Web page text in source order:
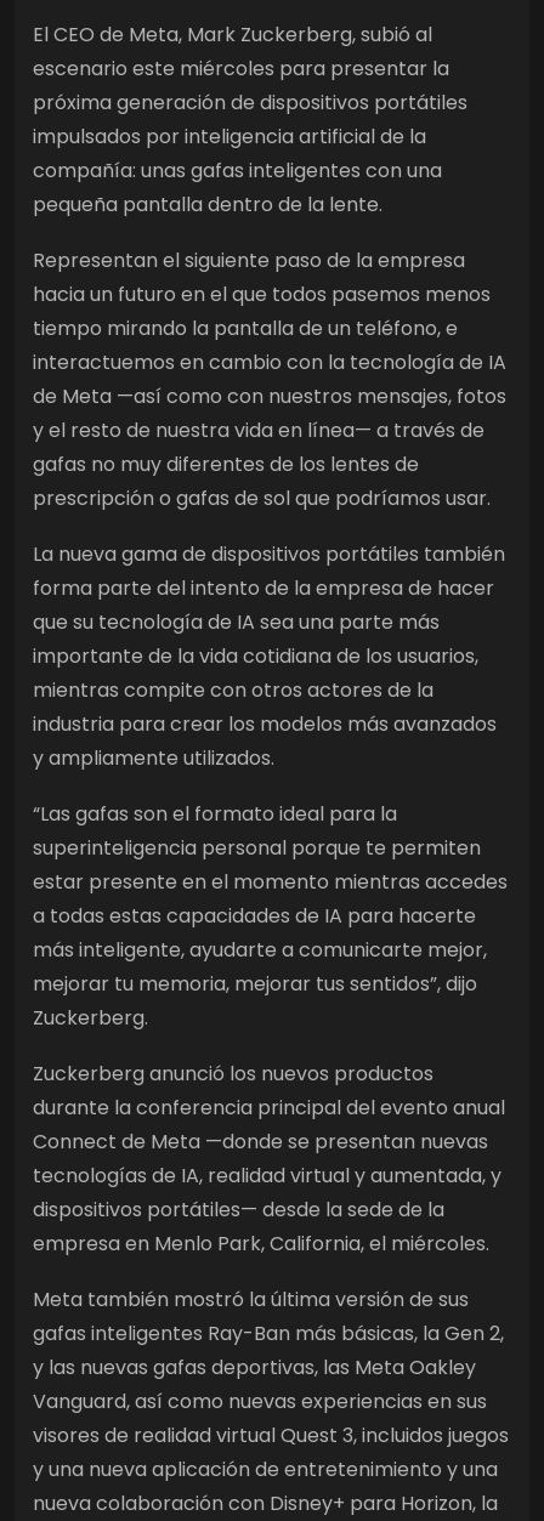
El CEO de Meta, Mark Zuckerberg, subió al
escenario este miércoles para presentar la
próxima generación de dispositivos portátiles
impulsados por inteligencia artificial de la
compañía: unas gafas inteligentes con una
pequeña pantalla dentro de la lente.
Representan el siguiente paso de la empresa
hacia un futuro en el que todos pasemos menos
tiempo mirando la pantalla de un teléfono, e
interactuemos en cambio con la tecnología de IA
de Meta —así como con nuestros mensajes, fotos
y el resto de nuestra vida en línea— a través de
gafas no muy diferentes de los lentes de
prescripción o gafas de sol que podríamos usar.
La nueva gama de dispositivos portátiles también
forma parte del intento de la empresa de hacer
que su tecnología de IA sea una parte más
importante de la vida cotidiana de los usuarios,
mientras compite con otros actores de la
industria para crear los modelos más avanzados
y ampliamente utilizados.
“Las gafas son el formato ideal para la
superinteligencia personal porque te permiten
estar presente en el momento mientras accedes
a todas estas capacidades de IA para hacerte
más inteligente, ayudarte a comunicarte mejor,
mejorar tu memoria, mejorar tus sentidos”, dijo
Zuckerberg.
Zuckerberg anunció los nuevos productos
durante la conferencia principal del evento anual
Connect de Meta —donde se presentan nuevas
tecnologías de IA, realidad virtual y aumentada, y
dispositivos portátiles— desde la sede de la
empresa en Menlo Park, California, el miércoles.
Meta también mostró la última versión de sus
gafas inteligentes Ray-Ban más básicas, la Gen 2,
y las nuevas gafas deportivas, las Meta Oakley
Vanguard, así como nuevas experiencias en sus
visores de realidad virtual Quest 3, incluidos juegos
y una nueva aplicación de entretenimiento y una
nueva colaboración con Disney+ para Horizon, la